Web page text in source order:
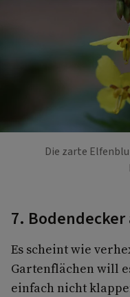
Die zarte
7. Bodendecker
Es scheint wie
Gartenflächen will
einfach nicht